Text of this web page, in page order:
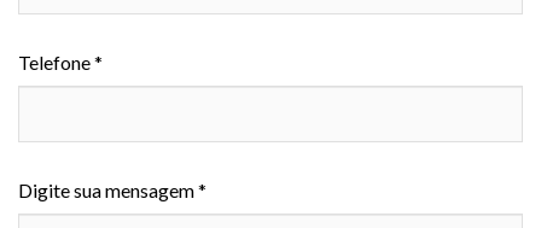
Telefone *
Digite sua mensagem *